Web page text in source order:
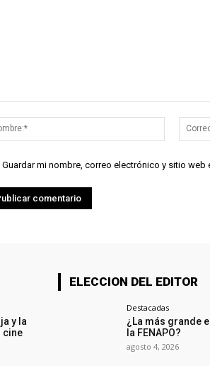
Nombre:*
Guardar mi nombre, correo electrónico y sitio web
y la
cine
ELECCION DEL EDITOR
Destacadas
¿La más grande
la FENAPO?
agosto 4, 2026